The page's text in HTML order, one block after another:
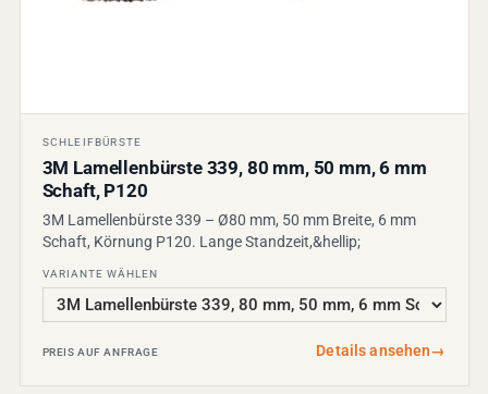
SCHLEIFBÜRSTE
3M Lamellenbürste 339, 80 mm, 50 mm, 6 mm
Schaft, P120
3M Lamellenbürste 339 – Ø80 mm, 50 mm Breite, 6 mm
Schaft, Körnung P120. Lange Standzeit,&hellip;
VARIANTE WÄHLEN
PREIS AUF ANFRAGE Details ansehen→